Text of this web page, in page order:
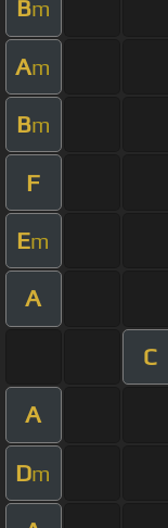
Bm
Am
Bm
F
Em
A
C
A
Dm